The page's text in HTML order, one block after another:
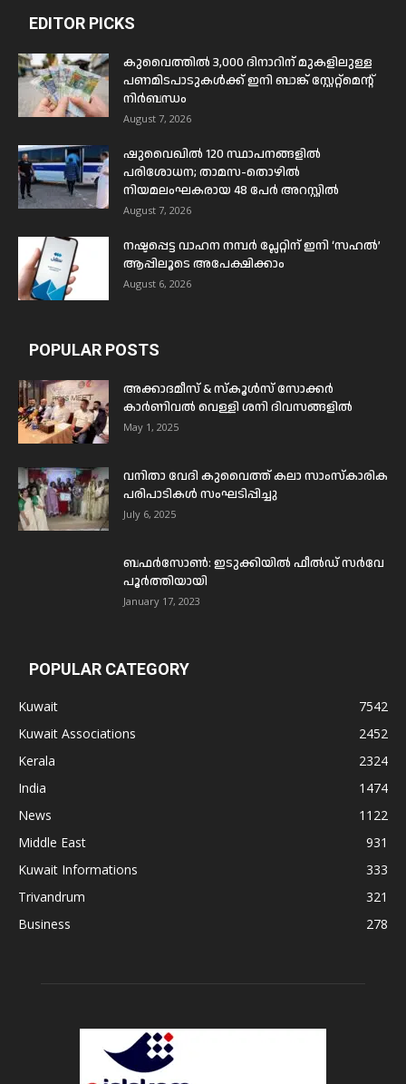
EDITOR PICKS
കുവൈത്തിൽ 3,000 ദിനാറിന് മുകളിലുള്ള
പണമിടപാടുകൾക്ക് ഇനി ബാങ്ക് സ്റ്റേറ്റ്മെന്റ്
നിർബന്ധം
August 7, 2026
ഷുവൈഖിൽ 120 സ്ഥാപനങ്ങളിൽ
പരിശോധന; താമസ-തൊഴിൽ
നിയമലംഘകരായ 48 പേർ അറസ്റ്റിൽ
August 7, 2026
നഷ്ടപ്പെട്ട വാഹന നമ്പർ പ്ലേറ്റിന് ഇനി ‘സഹൽ’
ആപ്പിലൂടെ അപേക്ഷിക്കാം
August 6, 2026
POPULAR POSTS
അക്കാദമീസ് & സ്കൂൾസ് സോക്കർ
കാർണിവൽ വെള്ളി ശനി ദിവസങ്ങളിൽ
May 1, 2025
വനിതാ വേദി കുവൈത്ത് കലാ സാംസ്കാരിക
പരിപാടികൾ സംഘടിപ്പിച്ചു
July 6, 2025
ബഫര്‍സോണ്‍: ഇടുക്കിയില്‍ ഫീല്‍ഡ് സര്‍വേ
പൂര്‍ത്തിയായി
January 17, 2023
POPULAR CATEGORY
Kuwait
7542
Kuwait Associations
2452
Kerala
2324
India
1474
News
1122
Middle East
931
Kuwait Informations
333
Trivandrum
321
Business
278